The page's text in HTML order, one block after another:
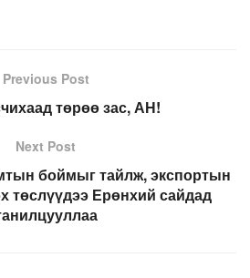
Previous Post
төрөө зас, АН!
Next Post
боймыг тайлж, экспортын
төслүүдээ Ерөнхий сайдад